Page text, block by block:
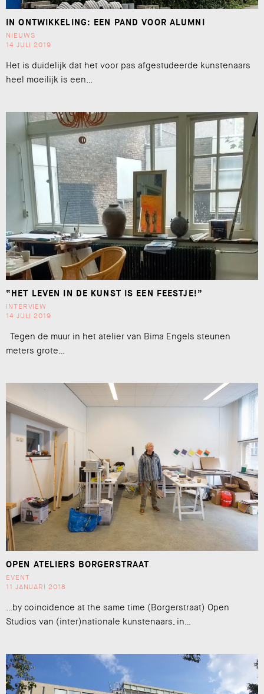
IN ONTWIKKELING: EEN PAND VOOR ALUMNI
NIEUWS
14 JULI 2019
Het is duidelijk dat het voor pas afgestudeerde kunstenaars
heel moeilijk is een…
“HET LEVEN IN DE KUNST IS EEN FEESTJE!”
INTERVIEW
14 JULI 2019
Tegen de muur in het atelier van Bima Engels steunen
meters grote…
OPEN ATELIERS BORGERSTRAAT
EVENT
11 JANUARI 2018
…by coincidence at the same time (Borgerstraat) Open
Studios van (inter)nationale kunstenaars, in…